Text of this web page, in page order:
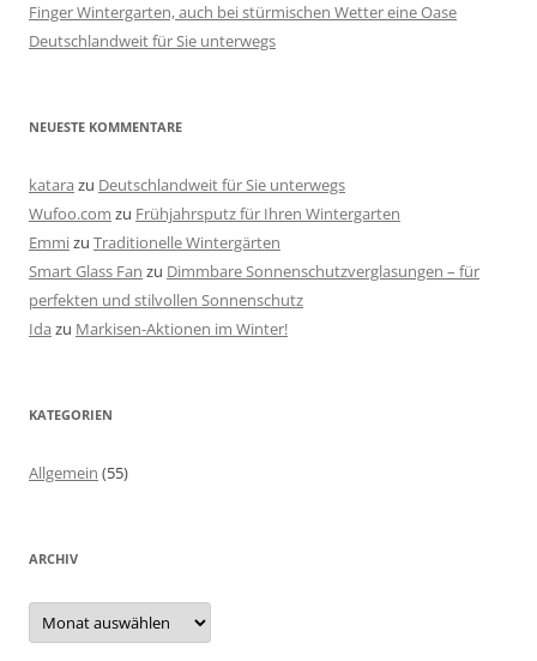
Finger Wintergarten, auch bei stürmischen Wetter eine Oase
Deutschlandweit für Sie unterwegs
NEUESTE KOMMENTARE
katara zu Deutschlandweit für Sie unterwegs
Wufoo.com zu Frühjahrsputz für Ihren Wintergarten
Emmizu Traditionelle Wintergärten
Smart Glass Fan zu Dimmbare Sonnenschutzverglasungen – für
perfekten und stilvollen Sonnenschutz
Ida zu Markisen-Aktionen im Winter!
KATEGORIEN
Allgemein (55)
ARCHIV
A
c